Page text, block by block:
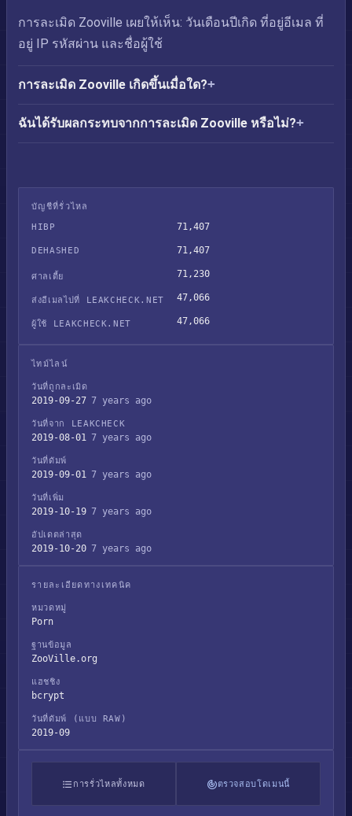
การละเมิด Zooville เผยให้เห็น: วันเดือนปีเกิด ที่อยู่อีเมล ที่
อยู่ IP รหัสผ่าน และชื่อผู้ใช้
การละเมิด Zooville เกิดขึ้นเมื่อใด?
ฉันได้รับผลกระทบจากการละเมิด Zooville หรือไม่?
บัญชีที่รั่วไหล
HIBP
71,407
DEHASHED 71,407
ศาลเตี้ย 71,230
ส่งอีเมลไปที่ LEAKCHECK.NET 47,066
ผู้ใช้ LEAKCHECK.NET 47,066
ไทม์ไลน์
วันที่ถูกละเมิด
2019-09-27 7 years ago
วันที่จาก LEAKCHECK
2019-08-01 7 years ago
วันที่ดัมพ์
2019-09-01 7 years ago
วันที่เพิ่ม
2019-10-19 7 years ago
อัปเดตล่าสุด
2019-10-20 7 years ago
รายละเอียดทางเทคนิค
หมวดหมู่
Porn
ฐานข้อมูล
ZooVille.org
แฮชชิง
bcrypt
วันที่ดัมพ์ (แบบ RAW)
2019-09
การรั่วไหลทั้งหมด ตรวจสอบโดเมนนี้